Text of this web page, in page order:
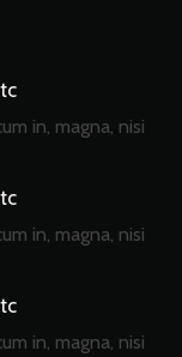
in, magna, nisi
in, magna, nisi
in, magna, nisi